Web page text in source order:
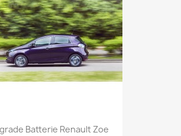
Batterie Renault Zoe